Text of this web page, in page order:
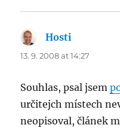
Hosti
13. 9. 2008 at 14:27
Souhlas, psal jsem
určitejch místech
neopisoval, článek